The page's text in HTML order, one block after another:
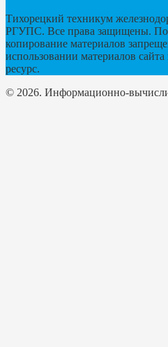
Тихорецкий техникум
РГУПС. Все права защищены.
копирование материалов
использовании материалов
ресурс.
© 2026. Информационно-